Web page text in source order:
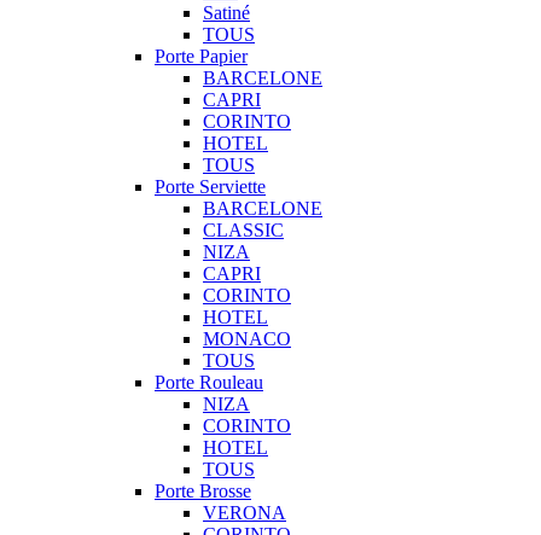
Satiné
TOUS
Porte Papier
BARCELONE
CAPRI
CORINTO
HOTEL
TOUS
Porte Serviette
BARCELONE
CLASSIC
NIZA
CAPRI
CORINTO
HOTEL
MONACO
TOUS
Porte Rouleau
NIZA
CORINTO
HOTEL
TOUS
Porte Brosse
VERONA